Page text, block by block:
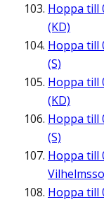
Hoppa till
(KD)
Hoppa till
(S)
Hoppa till
(KD)
Hoppa till
(S)
Hoppa till
Hoppa till